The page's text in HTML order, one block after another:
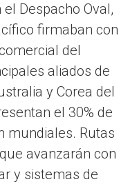
Despacho Oval,
firmaban con
del
aliados de
y Corea del
el 30% de
mundiales. Rutas
avanzarán con
y sistemas de